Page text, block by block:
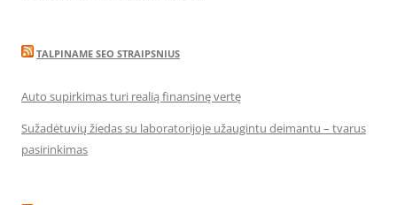
TALPINAME SEO STRAIPSNIUS
Auto supirkimas turi realią finansinę vertę
Sužadėtuvių žiedas su laboratorijoje užaugintu deimantu – tvarus
pasirinkimas